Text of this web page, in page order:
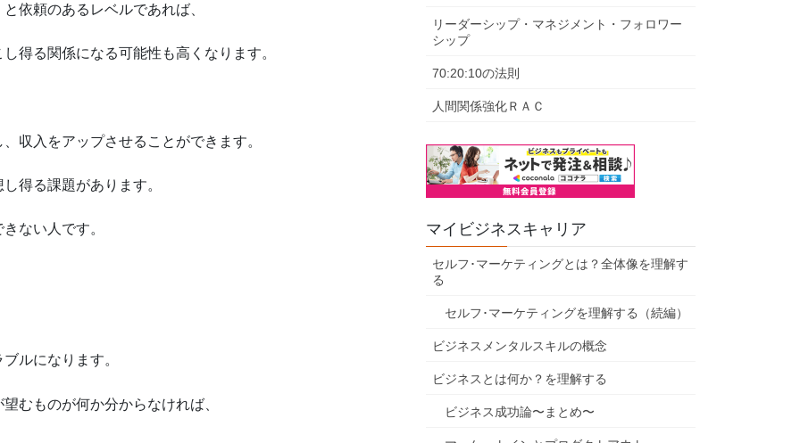
依頼のあるレベルであれば、
得る関係になる可能性も高くなります。
収入をアップさせることができます。
得る課題があります。
ない人です。
ルになります。
むものが何か分からなければ、
リーダーシップ・マネジメント・フォロワー
シップ
70:20:10の法則
人間関係強化ＲＡＣ
マイビジネスキャリア
セルフ･マーケティングとは？全体像を理解す
る
セルフ･マーケティングを理解する（続編）
ビジネスメンタルスキルの概念
ビジネスとは何か？を理解する
ビジネス成功論〜まとめ〜